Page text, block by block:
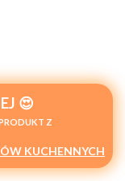
😍
Z
KUCHENNYCH